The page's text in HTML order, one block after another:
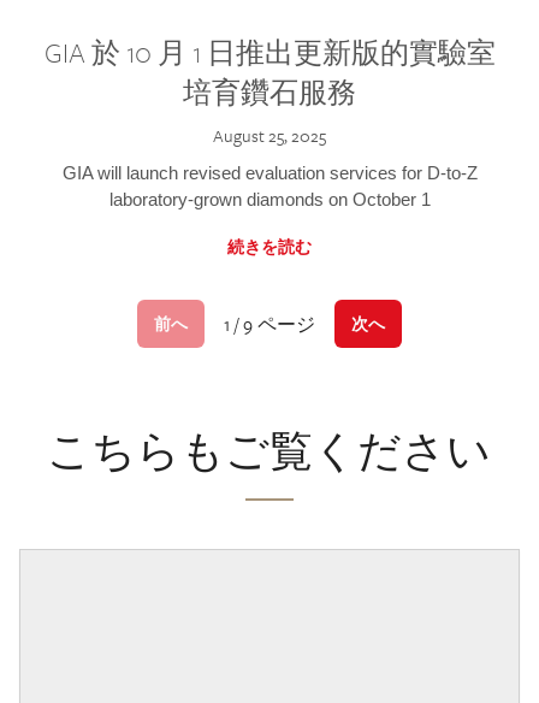
GIA 於 10 月 1 日推出更新版的實驗室
培育鑽石服務
August 25, 2025
GIA will launch revised evaluation services for D-to-Z
laboratory-grown diamonds on October 1
続きを読む
前へ 1 / 9 ページ 次へ
こちらもご覧ください